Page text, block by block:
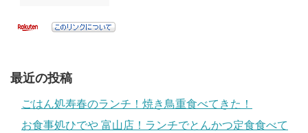
最近の投稿
ごはん処寿春のランチ！焼き鳥重食べてきた！
お食事処ひでや 富山店！ランチでとんかつ定食食べて